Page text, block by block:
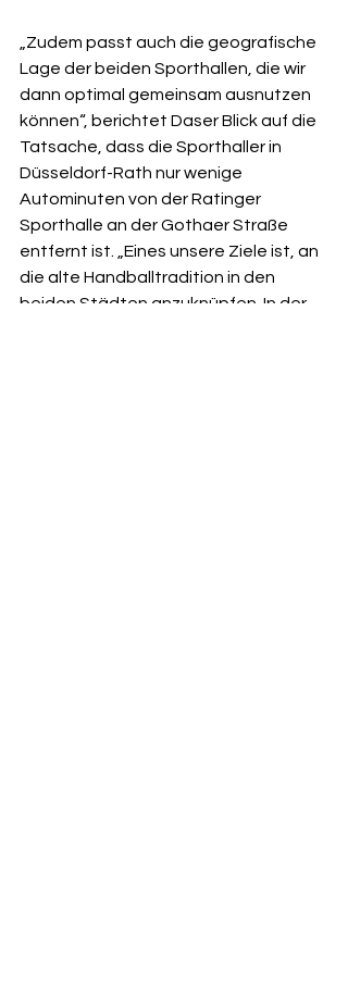
„Zudem passt auch die geografische
Lage der beiden Sporthallen, die wir
dann optimal gemeinsam ausnutzen
können“, berichtet Daser Blick auf die
Tatsache, dass die Sporthaller in
Düsseldorf-Rath nur wenige
Autominuten von der Ratinger
Sporthalle an der Gothaer Straße
entfernt ist. „Eines unsere Ziele ist, an
die alte Handballtradition in den
beiden Städten anzuknüpfen. In der